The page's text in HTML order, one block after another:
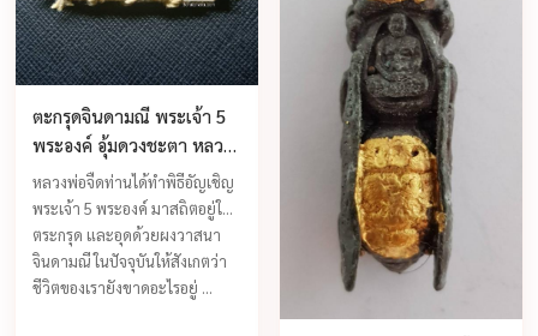
ตะกรุดจินดามณี พระเจ้า 5
พระองค์ อุ้มดวงชะตา หลวง
พ่อจืด สวนปฏิบัติธรรมโพธิ
เศรษฐี
หลวงพ่อจืดท่านได้ทำพิธีอัญเชิญ
พระเจ้า 5 พระองค์ มาสถิตอยู่ใน
ตระกรุด และอุดด้วยผงวาสนา
จินดามณี ในปัจจุบันให้สังเกตว่า
ชีวิตของเรายังขาดอะไรอยู่ ...